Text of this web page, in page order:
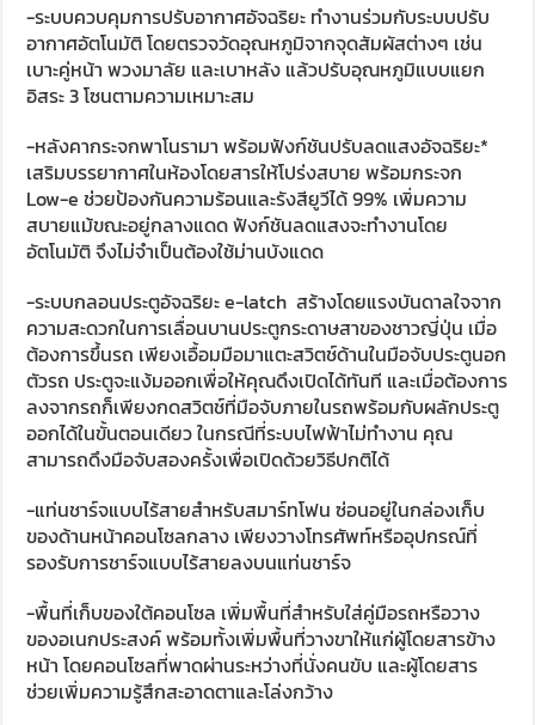
-ระบบควบคุมการปรับอากาศอัจฉริยะ ทำงานร่วมกับระบบปรับ
อากาศอัตโนมัติ โดยตรวจวัดอุณหภูมิจากจุดสัมผัสต่างๆ เช่น
เบาะคู่หน้า พวงมาลัย และเบาหลัง แล้วปรับอุณหภูมิแบบแยก
อิสระ 3 โซนตามความเหมาะสม
-หลังคากระจกพาโนรามา พร้อมฟังก์ชันปรับลดแสงอัจฉริยะ*
เสริมบรรยากาศในห้องโดยสารให้โปร่งสบาย พร้อมกระจก
Low-e ช่วยป้องกันความร้อนและรังสียูวีได้ 99% เพิ่มความ
สบายแม้ขณะอยู่กลางแดด ฟังก์ชันลดแสงจะทำงานโดย
อัตโนมัติ จึงไม่จำเป็นต้องใช้ม่านบังแดด
-ระบบกลอนประตูอัจฉริยะ e-latch สร้างโดยแรงบันดาลใจจาก
ความสะดวกในการเลื่อนบานประตูกระดาษสาของชาวญี่ปุ่น เมื่อ
ต้องการขึ้นรถ เพียงเอื้อมมือมาแตะสวิตช์ด้านในมือจับประตูนอก
ตัวรถ ประตูจะแง้มออกเพื่อให้คุณดึงเปิดได้ทันที และเมื่อต้องการ
ลงจากรถก็เพียงกดสวิตช์ที่มือจับภายในรถพร้อมกับผลักประตู
ออกได้ในขั้นตอนเดียว ในกรณีที่ระบบไฟฟ้าไม่ทำงาน คุณ
สามารถดึงมือจับสองครั้งเพื่อเปิดด้วยวิธีปกติได้
-แท่นชาร์จแบบไร้สายสำหรับสมาร์ทโฟน ซ่อนอยู่ในกล่องเก็บ
ของด้านหน้าคอนโซลกลาง เพียงวางโทรศัพท์หรืออุปกรณ์ที่
รองรับการชาร์จแบบไร้สายลงบนแท่นชาร์จ
-พื้นที่เก็บของใต้คอนโซล เพิ่มพื้นที่สำหรับใส่คู่มือรถหรือวาง
ของอเนกประสงค์ พร้อมทั้งเพิ่มพื้นที่วางขาให้แก่ผู้โดยสารข้าง
หน้า โดยคอนโซลที่พาดผ่านระหว่างที่นั่งคนขับ และผู้โดยสาร
ช่วยเพิ่มความรู้สึกสะอาดตาและโล่งกว้าง